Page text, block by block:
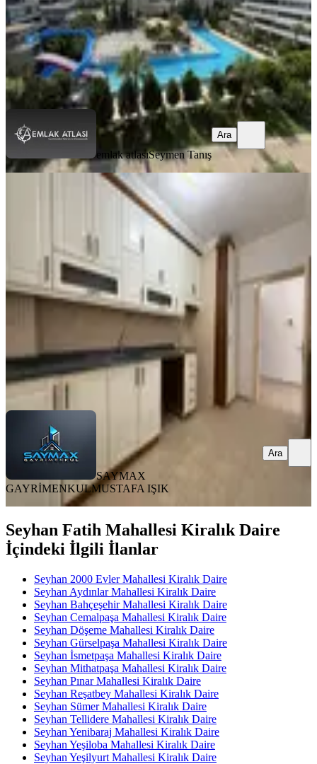
emlak atlasıSeymen Tanış
Ara
emlak atlasıSeymen Tanış
Ara
Reşatbey Mah-atatürk Parkına
Yakın-ismet İnönü Okulu Karşısı-2+1
Kiralık Daire
Seyhan, Reşatbey Mahallesi
2+1·100 m²
20.000 ₺
SAYMAX GAYRİMENKULMUSTAFA IŞIK
SAYMAX
GAYRİMENKULMUSTAFA IŞIK
Ara
Seyhan Fatih Mahallesi Kiralık Daire
İçindeki İlgili İlanlar
Seyhan 2000 Evler Mahallesi Kiralık Daire
Seyhan Aydınlar Mahallesi Kiralık Daire
Seyhan Bahçeşehir Mahallesi Kiralık Daire
Seyhan Cemalpaşa Mahallesi Kiralık Daire
Seyhan Döşeme Mahallesi Kiralık Daire
Seyhan Gürselpaşa Mahallesi Kiralık Daire
Seyhan İsmetpaşa Mahallesi Kiralık Daire
Seyhan Mithatpaşa Mahallesi Kiralık Daire
Seyhan Pınar Mahallesi Kiralık Daire
Seyhan Reşatbey Mahallesi Kiralık Daire
Seyhan Sümer Mahallesi Kiralık Daire
Seyhan Tellidere Mahallesi Kiralık Daire
Seyhan Yenibaraj Mahallesi Kiralık Daire
Seyhan Yeşiloba Mahallesi Kiralık Daire
Seyhan Yeşilyurt Mahallesi Kiralık Daire